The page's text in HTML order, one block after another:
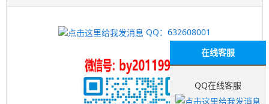
QQ：632608001
在线客服
QQ在线客服